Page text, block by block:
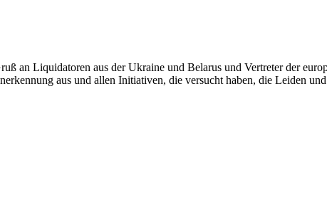
an Liquidatoren aus der Ukraine und Belarus und Vertreter der
aus und allen Initiativen, die versucht haben, die Leiden